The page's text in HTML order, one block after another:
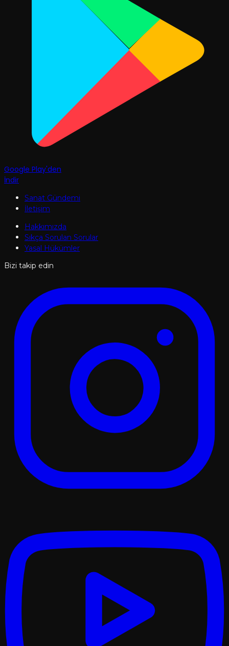
Google Play'den
İndir
Sanat Gündemi
İletişim
Hakkımızda
Sıkça Sorulan Sorular
Yasal Hükümler
Bizi takip edin